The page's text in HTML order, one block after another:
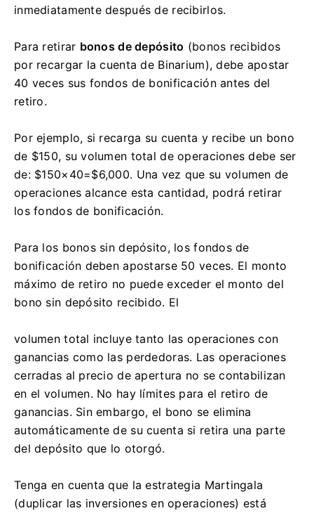
inmediatamente después de recibirlos.
Para retirar bonos de depósito (bonos recibidos
por recargar la cuenta de Binarium), debe apostar
40 veces sus fondos de bonificación antes del
retiro.
Por ejemplo, si recarga su cuenta y recibe un bono
de $150, su volumen total de operaciones debe ser
de: $150×40=$6,000. Una vez que su volumen de
operaciones alcance esta cantidad, podrá retirar
los fondos de bonificación.
Para los bonos sin depósito, los fondos de
bonificación deben apostarse 50 veces. El monto
máximo de retiro no puede exceder el monto del
bono sin depósito recibido. El
volumen total incluye tanto las operaciones con
ganancias como las perdedoras. Las operaciones
cerradas al precio de apertura no se contabilizan
en el volumen. No hay límites para el retiro de
ganancias. Sin embargo, el bono se elimina
automáticamente de su cuenta si retira una parte
del depósito que lo otorgó.
Tenga en cuenta que la estrategia Martingala
(duplicar las inversiones en operaciones) está